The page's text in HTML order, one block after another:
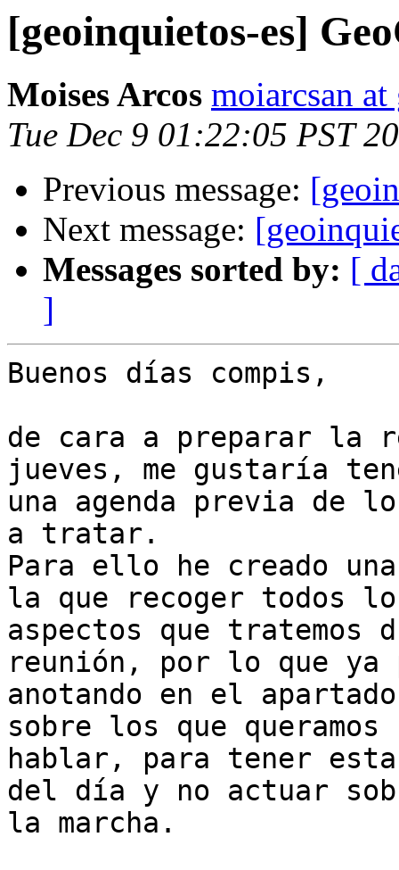
[geoinquietos-es]
Moises Arcos moiarcsan
Tue Dec 9 01:22:05 PST
Previous message:
Next message:
Messages sorted by: [
]
Buenos días compis,
de cara a preparar la
jueves, me gustaría
una agenda previa de
a tratar.
Para ello he creado
la que recoger todos
aspectos que tratemos
reunión, por lo que
anotando en el
sobre los que queramos
hablar, para tener
del día y no actuar
la marcha.